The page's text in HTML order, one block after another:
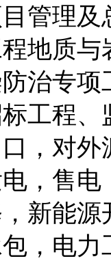
管理
地质
治专
工程
，对
，售
新能
，电